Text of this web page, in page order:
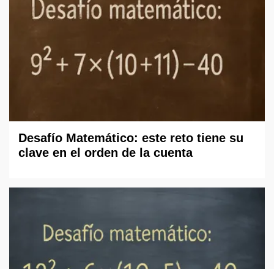
Desafío Matemático: este reto tiene su
clave en el orden de la cuenta